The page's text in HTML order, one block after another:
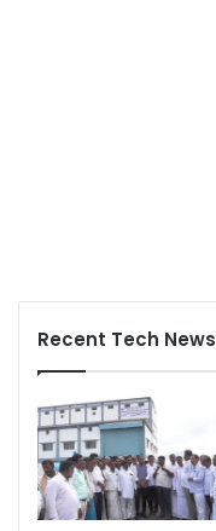
Recent Tech News